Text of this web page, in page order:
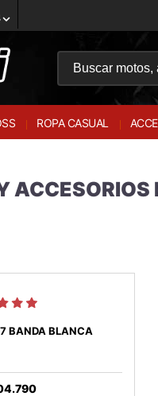
ROPA CASUAL
BANDA BLANCA